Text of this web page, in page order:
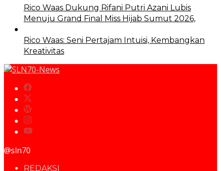
Rico Waas Dukung Rifani Putri Azani Lubis
Menuju Grand Final Miss Hijab Sumut 2026,
Rico Waas: Seni Pertajam Intuisi, Kembangkan
Kreativitas
@sln70
REDAKSI